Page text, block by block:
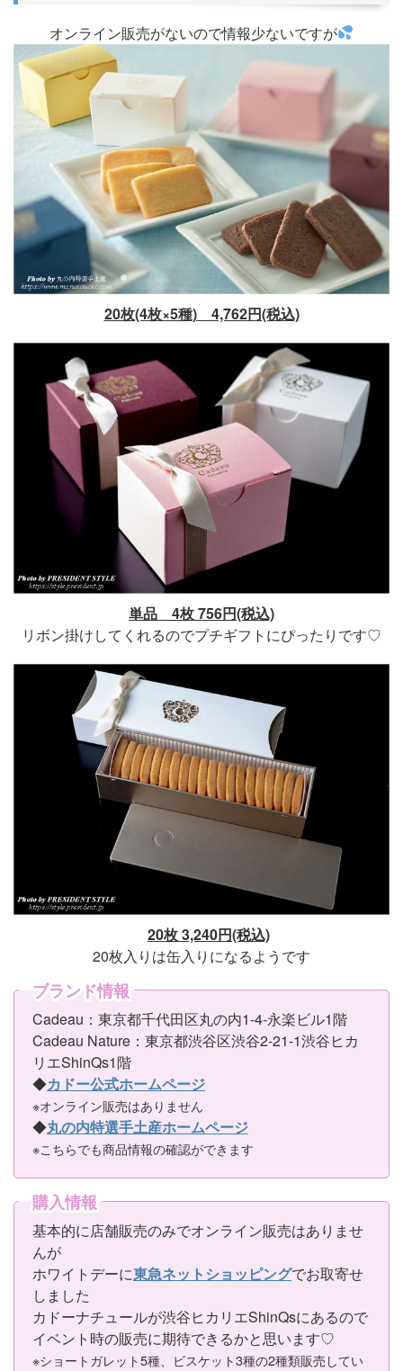
オンライン販売がないので情報少ないですが
20枚(4枚×5種) 4,762円(税込)
単品 4枚 756円(税込)
リボン掛けしてくれるのでプチギフトにぴったりです♡
20枚 3,240円(税込)
20枚入りは缶入りになるようです
ブランド情報
Cadeau：東京都千代田区丸の内1-4-永楽ビル1階
Cadeau Nature：東京都渋谷区渋谷2-21-1渋谷ヒカ
リエShinQs1階
◆カドー公式ホームページ
※オンライン販売はありません
◆丸の内特選手土産ホームページ
※こちらでも商品情報の確認ができます
購入情報
基本的に店舗販売のみでオンライン販売はありませ
んが
ホワイトデーに東急ネットショッピングでお取寄せ
しました
カドーナチュールが渋谷ヒカリエShinQsにあるので
イベント時の販売に期待できるかと思います♡
※ショートガレット5種、ビスケット3種の2種類販売してい